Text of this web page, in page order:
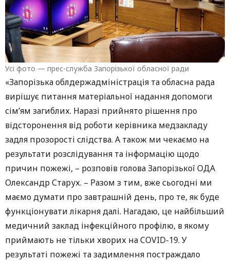
Усі фото — прес-служба Запорізької обласної ради
«Запорізька облдержадміністрація та обласна рада
вирішує питання матеріальної надання допомоги
сім’ям загиблих. Наразі прийнято рішення про
відсторонення від роботи керівника медзакладу
задля прозорості слідства. А також ми чекаємо на
результати розслідування та інформацію щодо
причин пожежі, – розповів голова Запорізької ОДА
Олександр Старух. – Разом з тим, вже сьогодні ми
маємо думати про завтрашній день, про те, як буде
функціонувати лікарня далі. Нагадаю, це найбільший
медичний заклад інфекційного профілю, в якому
приймають не тільки хворих на COVID-19. У
результаті пожежі та задимлення постраждало